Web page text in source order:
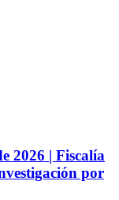
2026 | Fiscalía
por